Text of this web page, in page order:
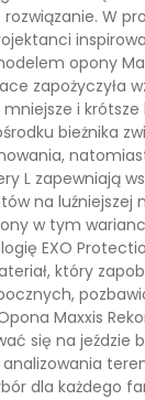
W
opony
zapożyczyła
i krótsze
bieżnika
L zapewniają
na luźniejszej
w tym
EXO
który
Maxxis
się na jeździe
dla każdego